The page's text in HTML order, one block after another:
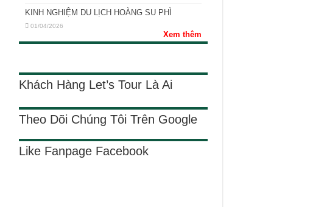
KINH NGHIỆM DU LỊCH HOÀNG SU PHÌ
01/04/2026
Xem thêm
Khách Hàng Let’s Tour Là Ai
Theo Dõi Chúng Tôi Trên Google
Like Fanpage Facebook